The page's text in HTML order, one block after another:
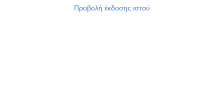
Προβολή έκδοσης ιστού